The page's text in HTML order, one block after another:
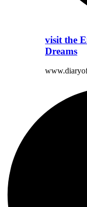
visit the
Dreams